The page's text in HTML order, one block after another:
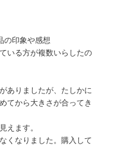
の印象や感想
いる方が複数いらしたの
ありましたが、たしかに
てから大きさが合ってき
えます。
くなりました。購入して